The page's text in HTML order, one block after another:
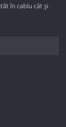
în cablu cât și